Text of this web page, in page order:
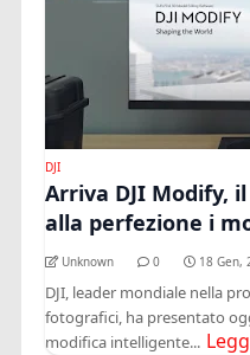
DJI
Arriva DJI Modify,
alla perfezione i
Unknown 0 18 Gen,
DJI, leader mondiale nella
fotografici, ha presentato
modifica intelligente...